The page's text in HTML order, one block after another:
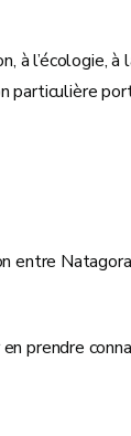
l’écologie,
particulière
entre
prendre